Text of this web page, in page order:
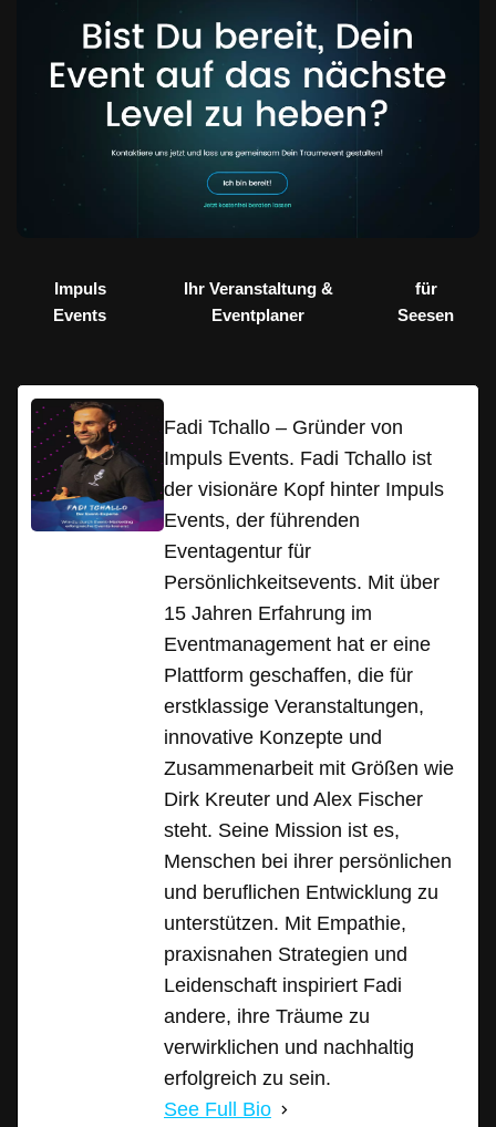
Impuls
Events
Ihr Veranstaltung &
Eventplaner
für
Seesen
Fadi Tchallo – Gründer von
Impuls Events. Fadi Tchallo ist
der visionäre Kopf hinter Impuls
Events, der führenden
Eventagentur für
Persönlichkeitsevents. Mit über
15 Jahren Erfahrung im
Eventmanagement hat er eine
Plattform geschaffen, die für
erstklassige Veranstaltungen,
innovative Konzepte und
Zusammenarbeit mit Größen wie
Dirk Kreuter und Alex Fischer
steht. Seine Mission ist es,
Menschen bei ihrer persönlichen
und beruflichen Entwicklung zu
unterstützen. Mit Empathie,
praxisnahen Strategien und
Leidenschaft inspiriert Fadi
andere, ihre Träume zu
verwirklichen und nachhaltig
erfolgreich zu sein.
See Full Bio